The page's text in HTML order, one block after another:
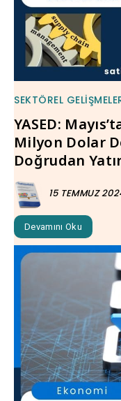
SEKTÖREL
YASED:
Milyon Dolar
Doğrudan
15 TEMMUZ
Devamını Oku